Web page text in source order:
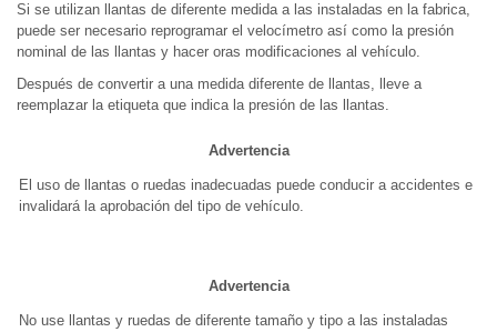
Si se utilizan llantas de diferente medida a las instaladas en la fabrica,
puede ser necesario reprogramar el velocímetro así como la presión
nominal de las llantas y hacer oras modificaciones al vehículo.
Después de convertir a una medida diferente de llantas, lleve a
reemplazar la etiqueta que indica la presión de las llantas.
Advertencia
El uso de llantas o ruedas inadecuadas puede conducir a accidentes e
invalidará la aprobación del tipo de vehículo.
Advertencia
No use llantas y ruedas de diferente tamaño y tipo a las instaladas